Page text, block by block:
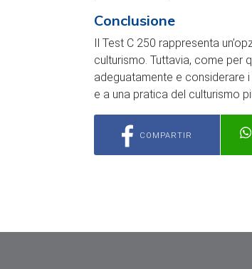
Conclusione
Il Test C 250 rappresenta
culturismo. Tuttavia, come per
adeguatamente e considerare
e a una pratica del culturismo
COMPARTIR